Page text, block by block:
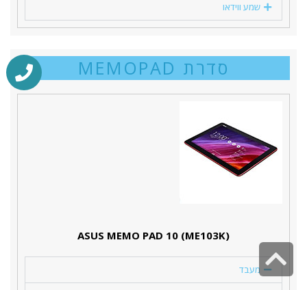
שמע ווידאו
סדרת MEMOPAD
(ASUS MEMO PAD 10 (ME103K
מעבד
גלילה
לראש